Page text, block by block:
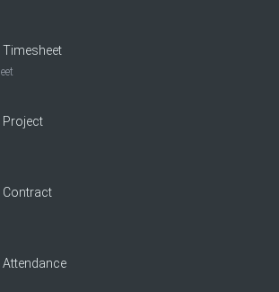
Timesheet
Project
Contract